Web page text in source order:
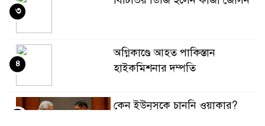
৩
অগ্নিকাণ্ডে আহত পাকিস্তান
হাইকমিশনার দম্পতি
৪
কেন ইউনূসকে চাননি ওয়াকার?